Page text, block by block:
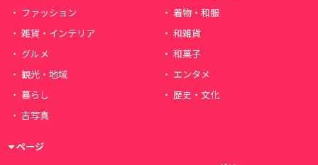
ファッション
着物・和服
雑貨・インテリア
和雑貨
グルメ
和菓子
観光・地域
エンタメ
暮らし
歴史・文化
古写真
ページ